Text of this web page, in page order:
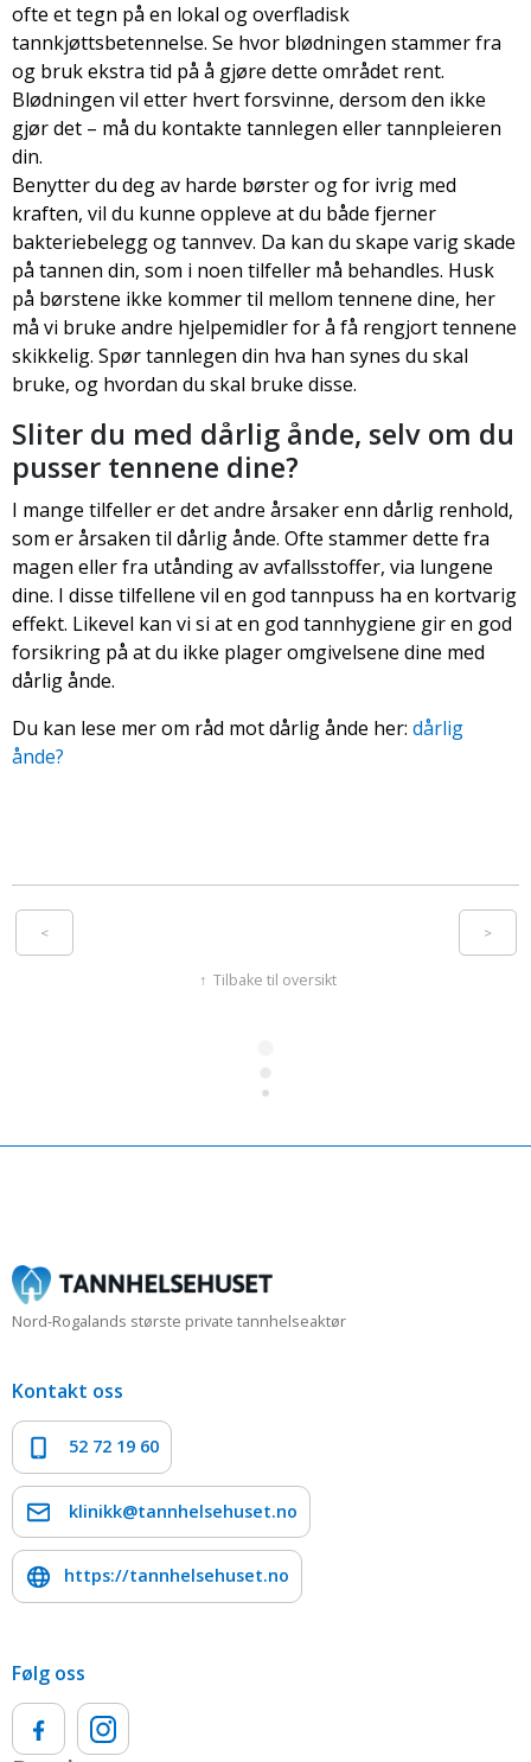
ofte et tegn på en lokal og overfladisk
tannkjøttsbetennelse. Se hvor blødningen stammer fra
og bruk ekstra tid på å gjøre dette området rent.
Blødningen vil etter hvert forsvinne, dersom den ikke
gjør det – må du kontakte tannlegen eller tannpleieren
din.
Benytter du deg av harde børster og for ivrig med
kraften, vil du kunne oppleve at du både fjerner
bakteriebelegg og tannvev. Da kan du skape varig skade
på tannen din, som i noen tilfeller må behandles. Husk
på børstene ikke kommer til mellom tennene dine, her
må vi bruke andre hjelpemidler for å få rengjort tennene
skikkelig. Spør tannlegen din hva han synes du skal
bruke, og hvordan du skal bruke disse.
Sliter du med dårlig ånde, selv om du
pusser tennene dine?
I mange tilfeller er det andre årsaker enn dårlig renhold,
som er årsaken til dårlig ånde. Ofte stammer dette fra
magen eller fra utånding av avfallsstoffer, via lungene
dine. I disse tilfellene vil en god tannpuss ha en kortvarig
effekt. Likevel kan vi si at en god tannhygiene gir en god
forsikring på at du ikke plager omgivelsene dine med
dårlig ånde.
Du kan lese mer om råd mot dårlig ånde her: dårlig
ånde?
< >
Tilbake til oversikt
Nord-Rogalands største private tannhelseaktør
Kontakt oss
52 72 19 60
klinikk@tannhelsehuset.no
https://tannhelsehuset.no
Følg oss